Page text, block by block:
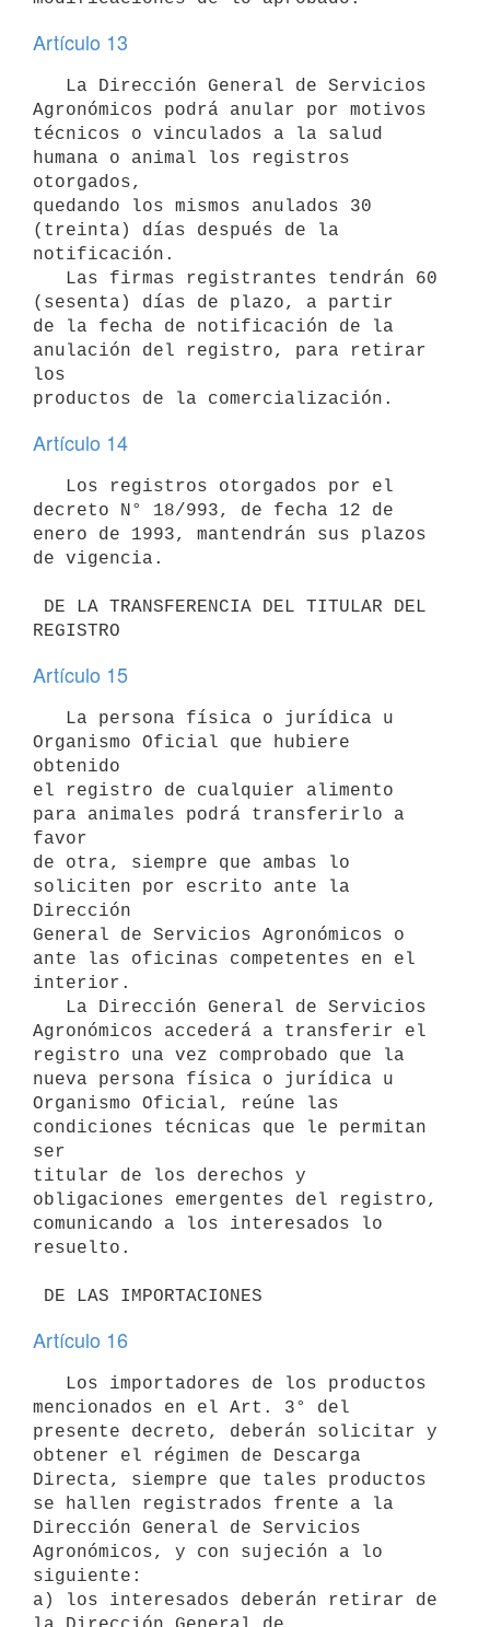
Artículo 13
Agronómicos podrá anular por motivos
técnicos o vinculados a la salud
humana o animal los registros
otorgados,
quedando los mismos anulados 30
(treinta) días después de la
notificación.
(sesenta) días de plazo, a partir
de la fecha de notificación de la
anulación del registro, para retirar
los
Artículo 14
decreto N° 18/993, de fecha 12 de
enero de 1993, mantendrán sus plazos
de vigencia.
Artículo 15
Organismo Oficial que hubiere
obtenido
el registro de cualquier alimento
para animales podrá transferirlo a
favor
de otra, siempre que ambas lo
soliciten por escrito ante la
Dirección
General de Servicios Agronómicos o
ante las oficinas competentes en el
interior.
Agronómicos accederá a transferir el
registro una vez comprobado que la
nueva persona física o jurídica u
Organismo Oficial, reúne las
condiciones técnicas que le permitan
ser
titular de los derechos y
obligaciones emergentes del registro,
comunicando a los interesados lo
resuelto.
DE LAS IMPORTACIONES
Artículo 16
mencionados en el Art. 3° del
presente decreto, deberán solicitar y
obtener el régimen de Descarga
Directa, siempre que tales productos
se hallen registrados frente a la
Dirección General de Servicios
Agronómicos, y con sujeción a lo
siguiente:
a) los interesados deberán retirar de